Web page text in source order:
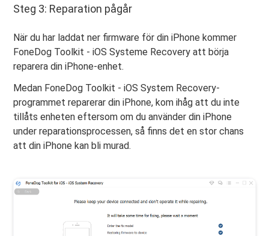
Steg 3: Reparation pågår
När du har laddat ner firmware för din iPhone kommer
FoneDog Toolkit - iOS Systeme Recovery att börja
reparera din iPhone-enhet.
Medan FoneDog Toolkit - iOS System Recovery-
programmet reparerar din iPhone, kom ihåg att du inte
tillåts enheten eftersom om du använder din iPhone
under reparationsprocessen, så finns det en stor chans
att din iPhone kan bli murad.